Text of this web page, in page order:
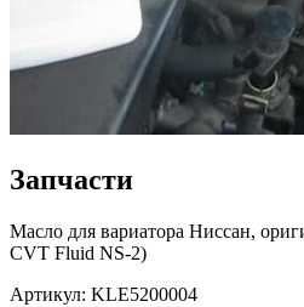
Запчасти
Масло для вариатора Ниссан,
CVT Fluid NS-2)
Артикул: KLE5200004